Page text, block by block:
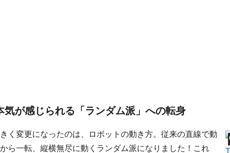
気が感じられる「ランダム派」への転身
く変更になったのは、ロボットの動き方。従来の直線で動
ら一転、縦横無尽に動くランダム派になりました！これ